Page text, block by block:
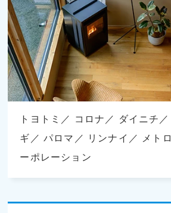
トヨトミ コロナ ダイニチ
ギ
パロマ リンナイ メトロ
ーポレーション